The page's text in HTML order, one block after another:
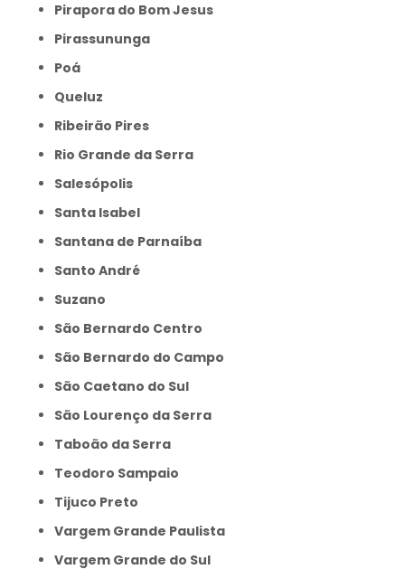
Pirapora do Bom Jesus
Pirassununga
Poá
Queluz
Ribeirão Pires
Rio Grande da Serra
Salesópolis
Santa Isabel
Santana de Parnaíba
Santo André
Suzano
São Bernardo Centro
São Bernardo do Campo
São Caetano do Sul
São Lourenço da Serra
Taboão da Serra
Teodoro Sampaio
Tijuco Preto
Vargem Grande Paulista
Vargem Grande do Sul